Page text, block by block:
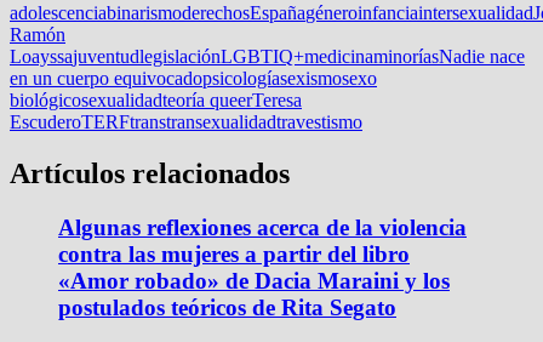
adolescenciabinarismoderechosEspañagéneroinfanciaintersexualidad
Ramón
LoayssajuventudlegislaciónLGBTIQ+medicinaminoríasNadie nace
en un cuerpo equivocadopsicologíasexismosexo
biológicosexualidadteoría queerTeresa
EscuderoTERFtranstransexualidadtravestismo
Artículos relacionados
Algunas reflexiones acerca de la violencia
contra las mujeres a partir del libro
«Amor robado» de Dacia Maraini y los
postulados teóricos de Rita Segato